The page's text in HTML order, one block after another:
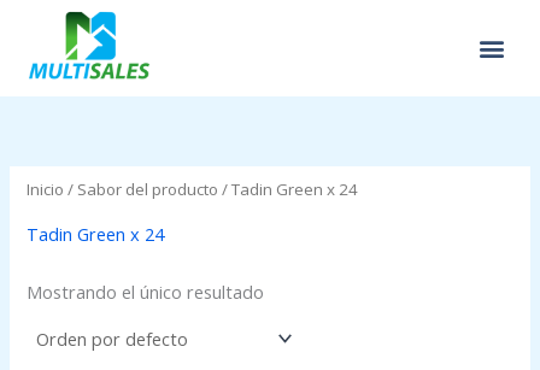
contenido
Inicio / Sabor del producto / Tadin Green x 24
Tadin Green x 24
Mostrando el único resultado